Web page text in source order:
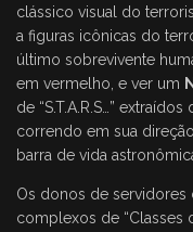
clássico visual do
a figuras icônicas do
último sobrevivente
em vermelho, e ver um
de “S.T.A.R.S…”
correndo em sua
barra de vida
Os donos de servidores
complexos de “Classes